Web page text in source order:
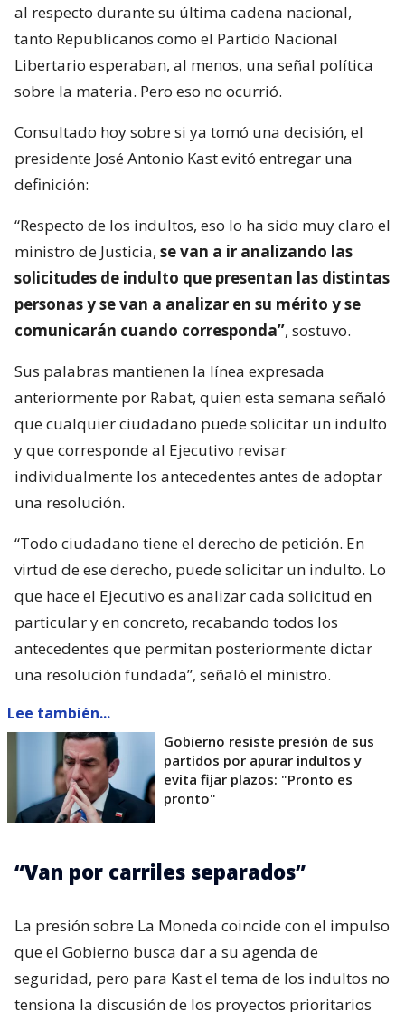
al respecto durante su última cadena nacional,
tanto Republicanos como el Partido Nacional
Libertario esperaban, al menos, una señal política
sobre la materia. Pero eso no ocurrió.
Consultado hoy sobre si ya tomó una decisión, el
presidente José Antonio Kast evitó entregar una
definición:
“Respecto de los indultos, eso lo ha sido muy claro el
ministro de Justicia, se van a ir analizando las
solicitudes de indulto que presentan las distintas
personas y se van a analizar en su mérito y se
comunicarán cuando corresponda”, sostuvo.
Sus palabras mantienen la línea expresada
anteriormente por Rabat, quien esta semana señaló
que cualquier ciudadano puede solicitar un indulto
y que corresponde al Ejecutivo revisar
individualmente los antecedentes antes de adoptar
una resolución.
“Todo ciudadano tiene el derecho de petición. En
virtud de ese derecho, puede solicitar un indulto. Lo
que hace el Ejecutivo es analizar cada solicitud en
particular y en concreto, recabando todos los
antecedentes que permitan posteriormente dictar
una resolución fundada”, señaló el ministro.
Lee también...
Gobierno resiste presión de sus
partidos por apurar indultos y
evita fijar plazos: "Pronto es
pronto"
“Van por carriles separados”
La presión sobre La Moneda coincide con el impulso
que el Gobierno busca dar a su agenda de
seguridad, pero para Kast el tema de los indultos no
tensiona la discusión de los proyectos prioritarios